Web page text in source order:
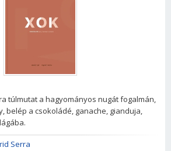
túlmutat a hagyományos nugát fogalmán,
belép a csokoládé, ganache, gianduja,
Serra